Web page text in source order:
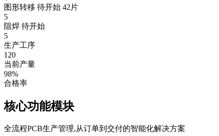
图形转移 待开始 42片
5
阻焊 待开始
5
生产工序
120
当前产量
98%
合格率
核心功能模块
全流程PCB生产管理,从订单到交付的智能化解决方案